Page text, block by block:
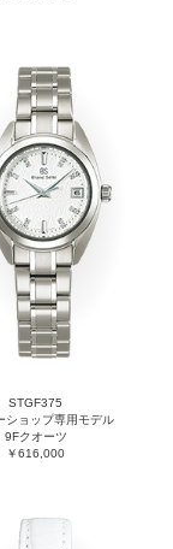
STGF375
ショップ専用モデル
9Fクオーツ
￥616,000